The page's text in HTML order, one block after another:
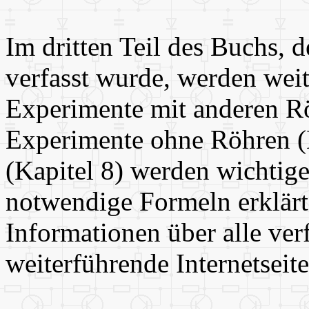
Im dritten Teil des Buchs,
verfasst wurde, werden
Experimente mit anderen
Experimente ohne Röhren
(Kapitel 8) werden
notwendige Formeln
Informationen über alle
weiterführende